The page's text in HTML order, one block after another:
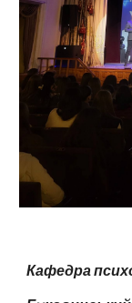
Кафедра